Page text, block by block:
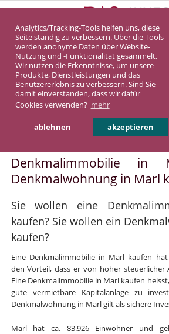
Analytics/Tracking-Tools helfen uns, diese
Seite ständig zu verbessern. Über die Tools
werden anonyme Daten über Website-
Nutzung und -Funktionalität gesammelt.
Wir nutzen die Erkenntnisse, um unsere
Produkte, Dienstleistungen und das
Benutzererlebnis zu verbessern. Sind Sie
damit einverstanden, dass wir dafür
Cookies verwenden? mehr
ablehnen akzeptieren
Denkmalimmobilie Marl,
DASINVEST Service
Denkmalimmobilie in
Denkmalwohnung in
Denkmalimmobilie in
Denkmalwohnung in Marl
Sie wollen eine
kaufen? Sie wollen ein
kaufen?
Eine Denkmalimmobilie in Marl kaufen
den Vorteil, dass er von hoher steuerlicher
Eine Denkmalimmobilie in Marl kaufen
gute vermietbare Kapitalanlage zu
Denkmalwohnung in Marl gilt als sichere
Marl hat ca. 83.926 Einwohner und